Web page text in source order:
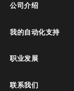
公司介绍
我的自动化支持
职业发展
联系我们